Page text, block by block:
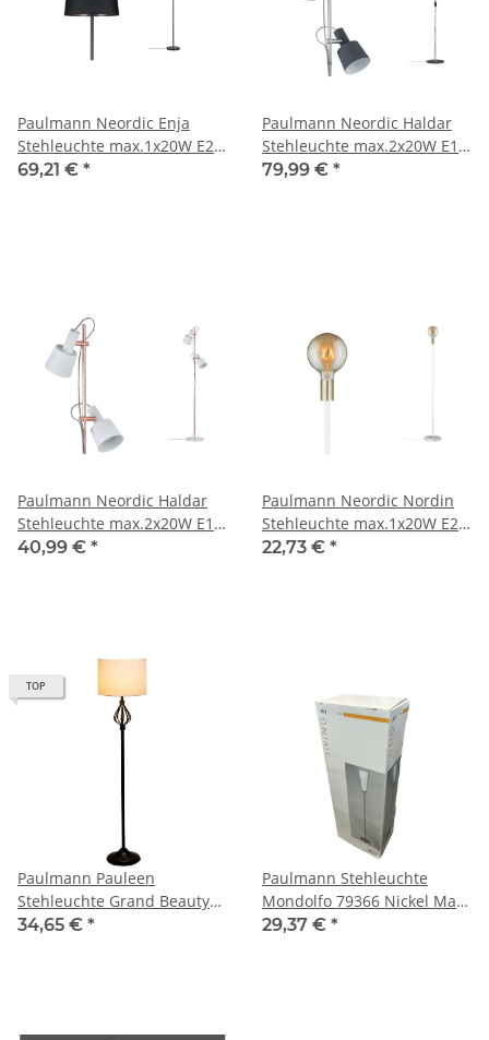
Paulmann Neordic Enja
Stehleuchte max.1x20W E27
Schwarz/Kupfer 230V
69,21 € *
Paulmann Neordic Haldar
Stehleuchte max.2x20W E14
Dunkelgrau/Chrom matt
79,99 € *
Paulmann Neordic Haldar
Stehleuchte max.2x20W E14
Weiß/Kupfer matt 230V
40,99 € *
Paulmann Neordic Nordin
Stehleuchte max.1x20W E27
Weiß/Gold matt 230V
22,73 € *
TOP
Paulmann Pauleen
Stehleuchte Grand Beauty
150cm Schwarz max. 20W
34,65 € *
Paulmann Stehleuchte
Mondolfo 79366 Nickel Matt
E14 max 60W 1-flammig
29,37 € *